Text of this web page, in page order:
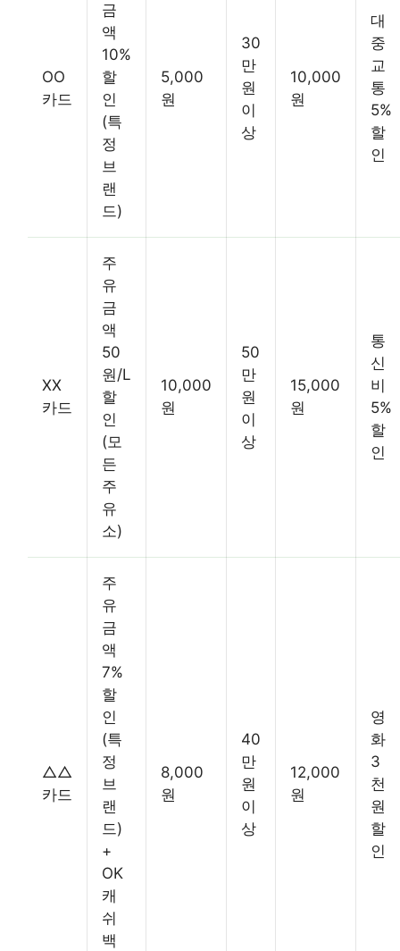
OO
카드
금
액
10%
할
인
(특
정
브
랜
드)
5,000
원
30
만
원
이
상
10,000
원
대
중
교
통
5%
할
인
XX
카드
주
유
금
액
50
원/L
할
인
(모
든
주
유
소)
10,000
원
50
만
원
이
상
15,000
원
통
신
비
5%
할
인
△△
카드
주
유
금
액
7%
할
인
(특
정
브
랜
드)
+
OK
캐
쉬
백
8,000
원
40
만
원
이
상
12,000
원
영
화
3
천
원
할
인